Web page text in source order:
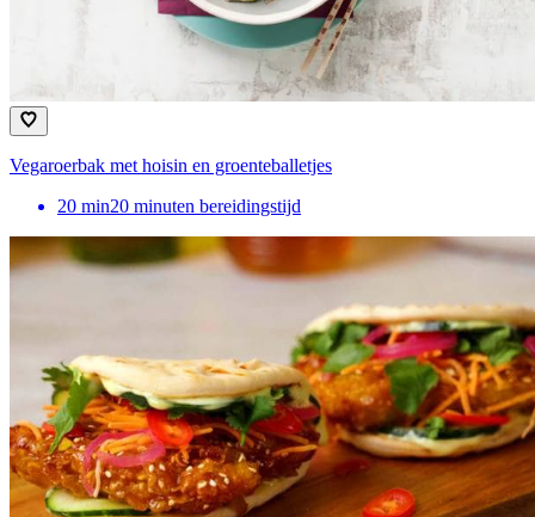
Vegaroerbak met hoisin en groenteballetjes
20 min20 minuten bereidingstijd